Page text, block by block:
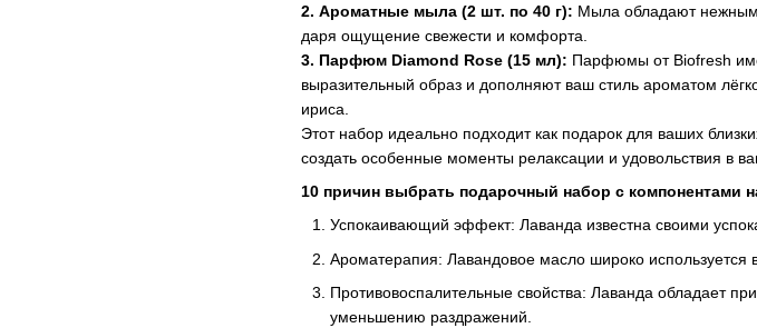
2. Ароматные мыла (2 шт. по 40 г): Мыла обладают нежным
даря ощущение свежести и комфорта.
3. Парфюм Diamond Rose (15 мл): Парфюмы от Biofresh
выразительный образ и дополняют ваш стиль ароматом
ириса.
Этот набор идеально подходит как подарок для ваших
создать особенные моменты релаксации и удовольствия в
10 причин выбрать подарочный набор с компонентами
Успокаивающий эффект: Лаванда известна своими
Ароматерапия: Лавандовое масло широко используется
Противовоспалительные свойства: Лаванда обладает
уменьшению раздражений.